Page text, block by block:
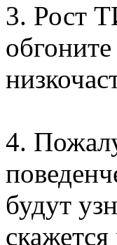
3. Рост
4.
будут